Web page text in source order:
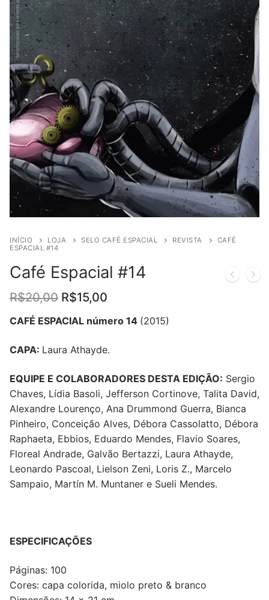
INÍCIO LOJA SELO CAFÉ ESPACIAL REVISTA
CAFÉ
ESPACIAL #14
Café Espacial #14
R$20,00 O
preço
original
R$20,00.
R$15,00
atual
CAFÉ ESPACIAL número 14 (2015)
CAPA: Laura Athayde.
EQUIPE E COLABORADORES DESTA EDIÇÃO: Sergio
Chaves, Lídia Basoli, Jefferson Cortinove, Talita David,
Alexandre Lourenço, Ana Drummond Guerra, Bianca
Pinheiro, Conceição Alves, Débora Cassolatto, Débora
Raphaeta, Ebbios, Eduardo Mendes, Flavio Soares,
Floreal Andrade, Galvão Bertazzi, Laura Athayde,
Leonardo Pascoal, Lielson Zeni, Loris Z., Marcelo
Sampaio, Martín M. Muntaner e Sueli Mendes.
ESPECIFICAÇÕES
Páginas: 100
Cores: capa colorida, miolo preto & branco